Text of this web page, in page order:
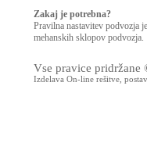
Zakaj je potrebna?
Pravilna nastavitev podvozja
mehanskih sklopov podvozja.
Vse pravice pridržane
Izdelava On-line rešitve,